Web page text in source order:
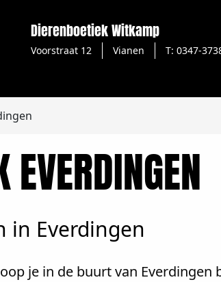
Dierenboetiek Witkamp
Voorstraat 12 Vianen T: 0347-
EVERDINGEN
in Everdingen
je in de buurt van